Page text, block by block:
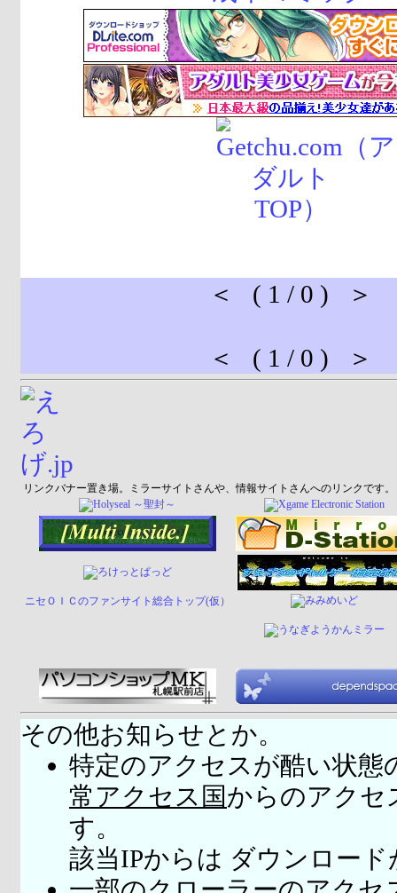
＜ ( 1 / 0 ) ＞
＜ ( 1 / 0 ) ＞
リンクバナー置き場。ミラーサイトさんや、情報サイトさんへのリンクです。
ニセＯＩＣのファンサイト総合トップ(仮）
その他お知らせとか。
特定のアクセスが酷い状態
常アクセス国からのアクセ
す。
該当IPからは ダウンロー